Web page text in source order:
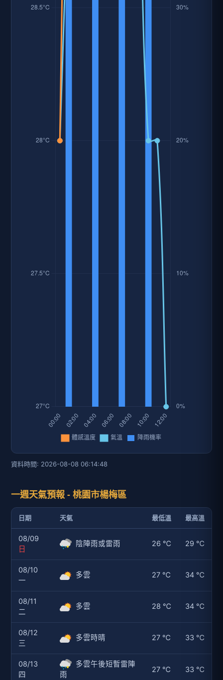
資料時間: 2026-08-08 06:14:48
一週天氣預報 - 桃園市楊梅區
日期 天氣 最低溫 最高溫
08/09
日
陰陣雨或雷雨 26 ℃ 29 ℃
08/10
一
多雲 27 ℃ 34 ℃
08/11
二
多雲 28 ℃ 34 ℃
08/12
三
多雲時晴 27 ℃ 33 ℃
08/13
四
多雲午後短暫雷陣
雨
27 ℃ 33 ℃